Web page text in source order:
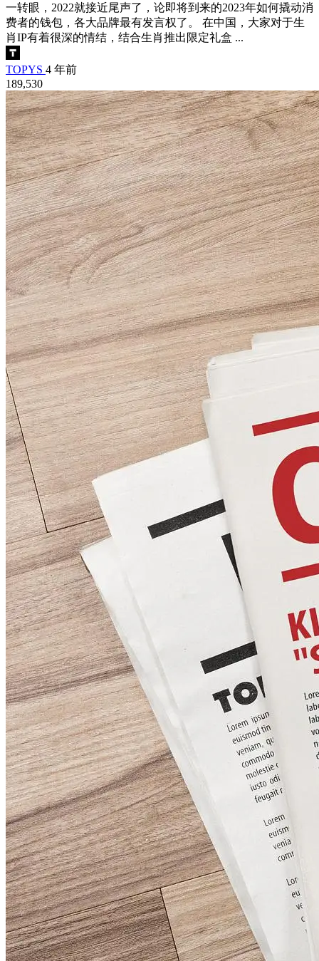
一转眼，2022就接近尾声了，论即将到来的2023年如何撬动消
费者的钱包，各大品牌最有发言权了。 在中国，大家对于生
肖IP有着很深的情结，结合生肖推出限定礼盒 ...
TOPYS 4 年前
189,530